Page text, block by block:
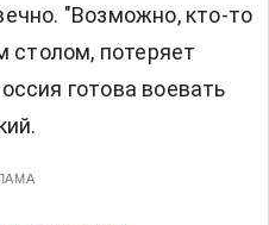
"Возможно, кто-то
столом, потеряет
готова воевать